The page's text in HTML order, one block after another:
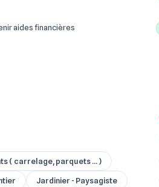
aides financières
( carrelage, parquets ... )
Jardinier - Paysagiste